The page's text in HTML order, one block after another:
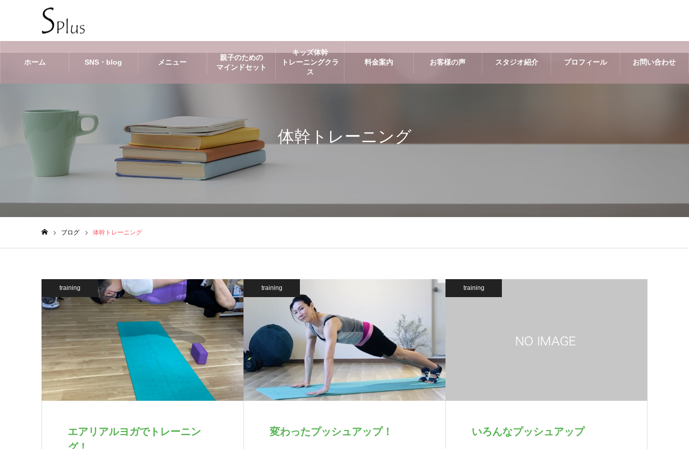
ホーム SNS・blog メニュー
親子のための
マインドセット
キッズ体幹
トレーニングクラ
ス
料金案内 お客様の声 スタジオ紹介 プロフィール お問い合わせ
体幹トレーニング
ブログ 体幹トレーニング
training
エアリアルヨガでトレーニン
training
変わったプッシュアップ！
training
いろんなプッシュアップ